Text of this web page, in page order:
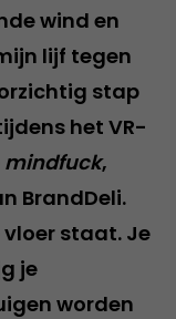
wind en
lijf tegen
stap
het VR-
mindfuck,
BrandDeli.
staat. Je
je
worden